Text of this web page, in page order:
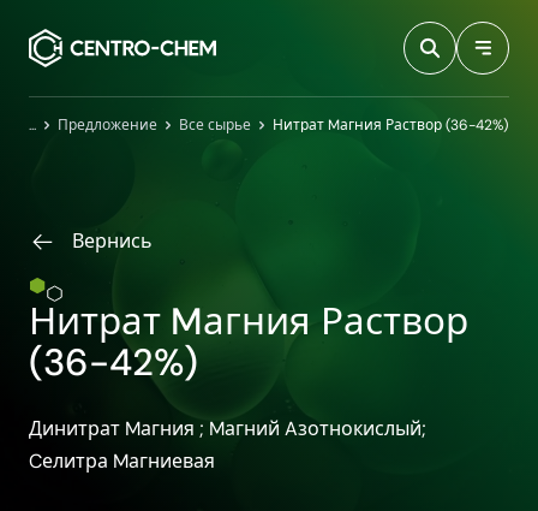
ГлавнаяПредложение Все сырье Нитрат Mагния Раствор (36-42%)
Вернись
Нитрат Mагния Раствор
(36-42%)
Динитрат Mагния ; Mагний Aзотнокислый;
Cелитра Mагниевая